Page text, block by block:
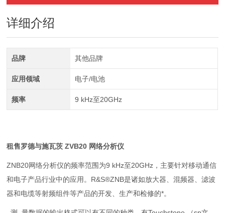
详细介绍
品牌 其他品牌
应用领域 电子/电池
频率 9 kHz至20GHz
租售罗德与施瓦茨 ZVB20 网络分析仪
ZNB20网络分析仪的频率范围为9 kHz至20GHz ，主要针对移动通信
和电子产品行业中的应用。 R&S®ZNB是诸如放大器、混频器、滤波
器和电缆等射频组件等产品的开发、生产和检修的*。